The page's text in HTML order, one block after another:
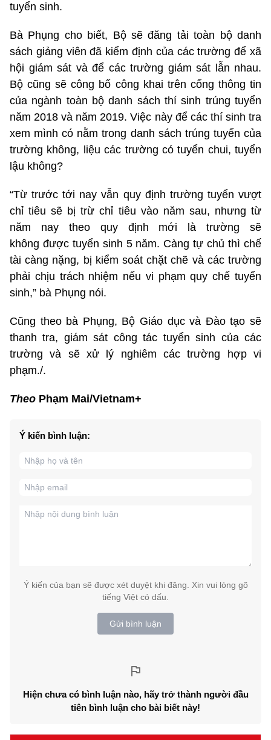
tuyển sinh.
Bà Phụng cho biết, Bộ sẽ đăng tải toàn bộ danh
sách giảng viên đã kiểm định của các trường để xã
hội giám sát và để các trường giám sát lẫn nhau.
Bộ cũng sẽ công bố công khai trên cổng thông tin
của ngành toàn bộ danh sách thí sinh trúng tuyển
năm 2018 và năm 2019. Việc này để các thí sinh tra
xem mình có nằm trong danh sách trúng tuyển của
trường không, liệu các trường có tuyển chui, tuyển
lậu không?
“Từ trước tới nay vẫn quy định trường tuyển vượt
chỉ tiêu sẽ bị trừ chỉ tiêu vào năm sau, nhưng từ
năm nay theo quy định mới là trường sẽ
không được tuyển sinh 5 năm. Càng tự chủ thì chế
tài càng nặng, bị kiểm soát chặt chẽ và các trường
phải chịu trách nhiệm nếu vi phạm quy chế tuyển
sinh,” bà Phụng nói.
Cũng theo bà Phụng, Bộ Giáo dục và Đào tạo sẽ
thanh tra, giám sát công tác tuyển sinh của các
trường và sẽ xử lý nghiêm các trường hợp vi
phạm./.
Theo Phạm Mai/Vietnam+
Ý kiến bình luận:
Ý kiến của bạn sẽ được xét duyệt khi đăng. Xin vui lòng gõ
tiếng Việt có dấu.
Gửi bình luận
Hiện chưa có bình luận nào, hãy trở thành người đầu
tiên bình luận cho bài biết này!